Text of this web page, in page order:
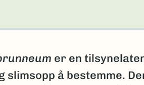
er en
slimsopp å bestemme.